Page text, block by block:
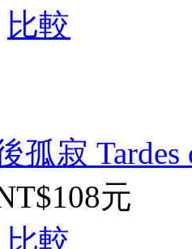
比較
孤寂 Tardes
元
比較